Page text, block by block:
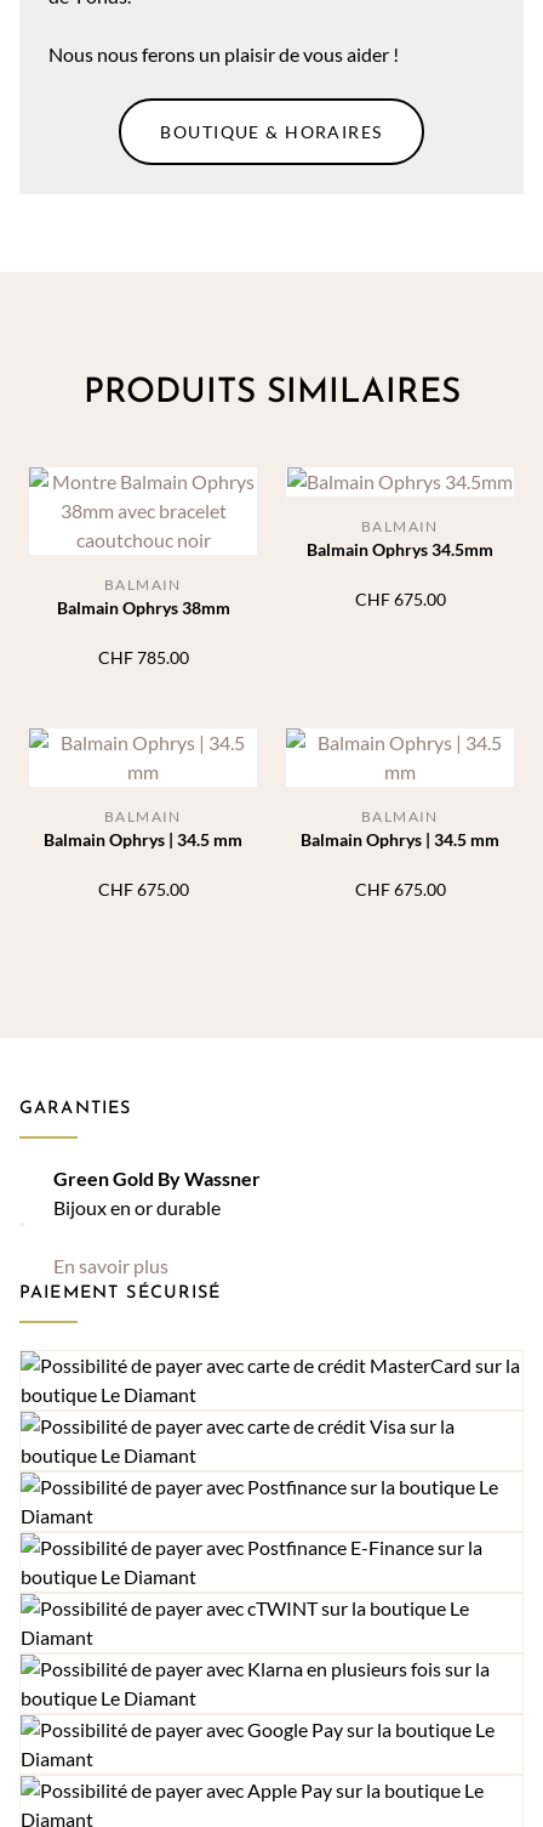
Nous nous ferons un plaisir de vous aider !
BOUTIQUE & HORAIRES
PRODUITS SIMILAIRES
Balmain Ophrys 38mm
BALMAIN
CHF785.00
Balmain Ophrys 34.5mm
BALMAIN
CHF675.00
Balmain Ophrys | 34.5 mm
BALMAIN
CHF675.00
Balmain Ophrys | 34.5 mm
BALMAIN
CHF675.00
GARANTIES
Green Gold By Wassner
Bijoux en or durable
En savoir plus
PAIEMENT SÉCURISÉ